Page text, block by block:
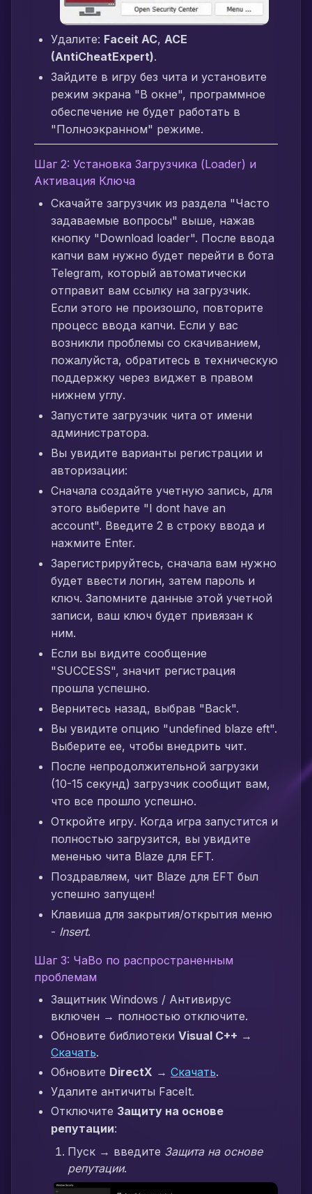
Удалите: Faceit AC, ACE
(AntiCheatExpert).
Зайдите в игру без чита и установите
режим экрана "В окне", программное
обеспечение не будет работать в
"Полноэкранном" режиме.
Шаг 2: Установка Загрузчика (Loader) и
Активация Ключа
Скачайте загрузчик из раздела "Часто
задаваемые вопросы" выше, нажав
кнопку "Download loader". После ввода
капчи вам нужно будет перейти в бота
Telegram, который автоматически
отправит вам ссылку на загрузчик.
Если этого не произошло, повторите
процесс ввода капчи. Если у вас
возникли проблемы со скачиванием,
пожалуйста, обратитесь в техническую
поддержку через виджет в правом
нижнем углу.
Запустите загрузчик чита от имени
администратора.
Вы увидите варианты регистрации и
авторизации:
Сначала создайте учетную запись, для
этого выберите "I dont have an
account". Введите 2 в строку ввода и
нажмите Enter.
Зарегистрируйтесь, сначала вам нужно
будет ввести логин, затем пароль и
ключ. Запомните данные этой учетной
записи, ваш ключ будет привязан к
ним.
Если вы видите сообщение
"SUCCESS", значит регистрация
прошла успешно.
Вернитесь назад, выбрав "Back".
Вы увидите опцию "undefined blaze eft".
Выберите ее, чтобы внедрить чит.
После непродолжительной загрузки
(10-15 секунд) загрузчик сообщит вам,
что все прошло успешно.
Откройте игру. Когда игра запустится и
полностью загрузится, вы увидите
мененью чита Blaze для EFT.
Поздравляем, чит Blaze для EFT был
успешно запущен!
Клавиша для закрытия/открытия меню
- Insert.
Шаг 3: ЧаВо по распространенным
проблемам
Защитник Windows / Антивирус
включен → полностью отключите.
Обновите библиотеки Visual C++ →
Скачать.
Обновите DirectX → Скачать.
Удалите античиты FaceIt.
Отключите Защиту на основе
репутации:
Пуск → введите Защита на основе
репутации.